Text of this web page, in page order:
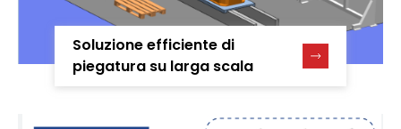
Soluzione efficiente di
piegatura su larga scala